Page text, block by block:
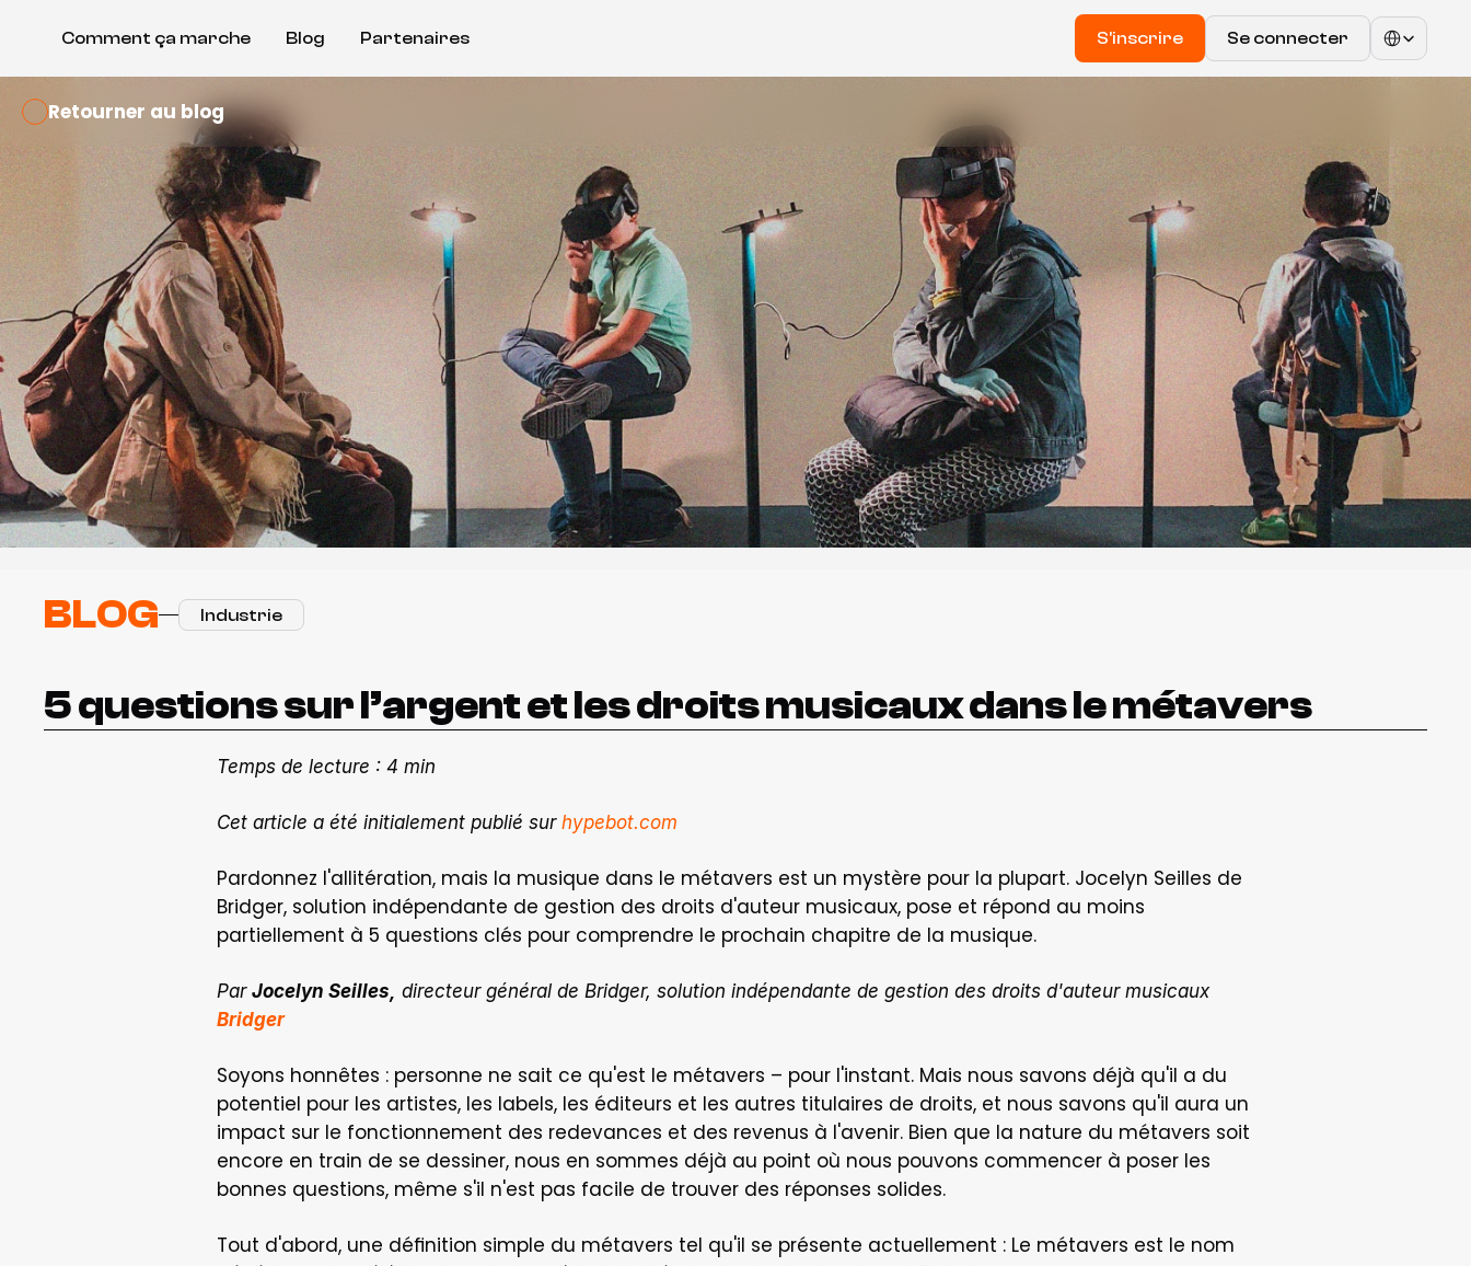
Comment ça marche Blog Partenaires S'inscrire Se connecter
Select Language
Retourner au blog
BLOG Industrie
5 questions sur l’argent et les droits musicaux dans le métavers
Temps de lecture : 4 min
Cet article a été initialement publié sur hypebot.com
Pardonnez l'allitération, mais la musique dans le métavers est un mystère pour la plupart. Jocelyn Seilles de
Bridger, solution indépendante de gestion des droits d'auteur musicaux, pose et répond au moins
partiellement à 5 questions clés pour comprendre le prochain chapitre de la musique.
Par Jocelyn Seilles,
Bridger
Soyons honnêtes : personne ne sait ce qu'est le métavers – pour l'instant. Mais nous savons déjà qu'il a du
potentiel pour les artistes, les labels, les éditeurs et les autres titulaires de droits, et nous savons qu'il aura un
impact sur le fonctionnement des redevances et des revenus à l'avenir. Bien que la nature du métavers soit
encore en train de se dessiner, nous en sommes déjà au point où nous pouvons commencer à poser les
bonnes questions, même s'il n'est pas facile de trouver des réponses solides.
Tout d'abord, une définition simple du métavers tel qu'il se présente actuellement : Le métavers est le nom